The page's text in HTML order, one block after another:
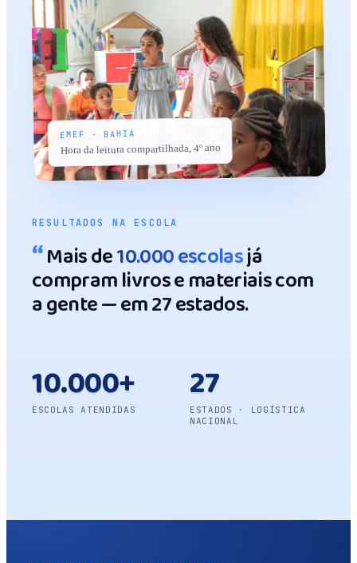
EMEF · BAHIA
Hora da leitura compartilhada, 4º ano
RESULTADOS NA ESCOLA
“Mais de10.000 escolasjá
compram livros e materiais com
a gente — em 27 estados.
10.000+
ESCOLAS ATENDIDAS
27
ESTADOS · LOGÍSTICA
NACIONAL